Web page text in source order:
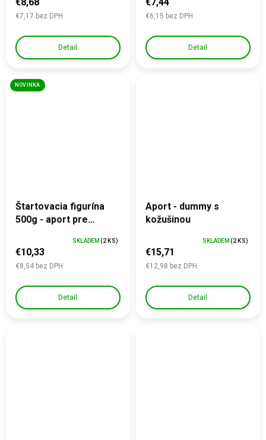
€7,17 bez DPH
Detail
€6,15 bez DPH
Detail
NOVINKA
Štartovacia figurína
500g - aport pre
€8,54 bez DPH
€10,33
SKLADEM (2 KS)
Detail
Aport - dummy s
kožušinou
€12,98 bez DPH
€15,71
SKLADEM (2 KS)
Detail